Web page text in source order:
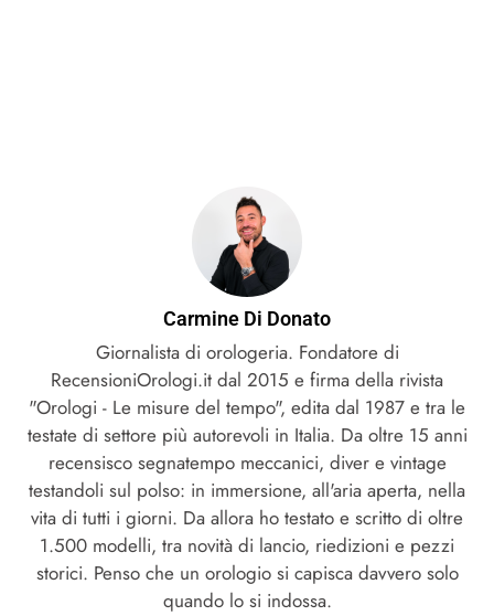
Carmine Di Donato
Giornalista di orologeria. Fondatore di
RecensioniOrologi.it dal 2015 e firma della rivista
"Orologi - Le misure del tempo", edita dal 1987 e tra le
testate di settore più autorevoli in Italia. Da oltre 15 anni
recensisco segnatempo meccanici, diver e vintage
testandoli sul polso: in immersione, all'aria aperta, nella
vita di tutti i giorni. Da allora ho testato e scritto di oltre
1.500 modelli, tra novità di lancio, riedizioni e pezzi
storici. Penso che un orologio si capisca davvero solo
quando lo si indossa.